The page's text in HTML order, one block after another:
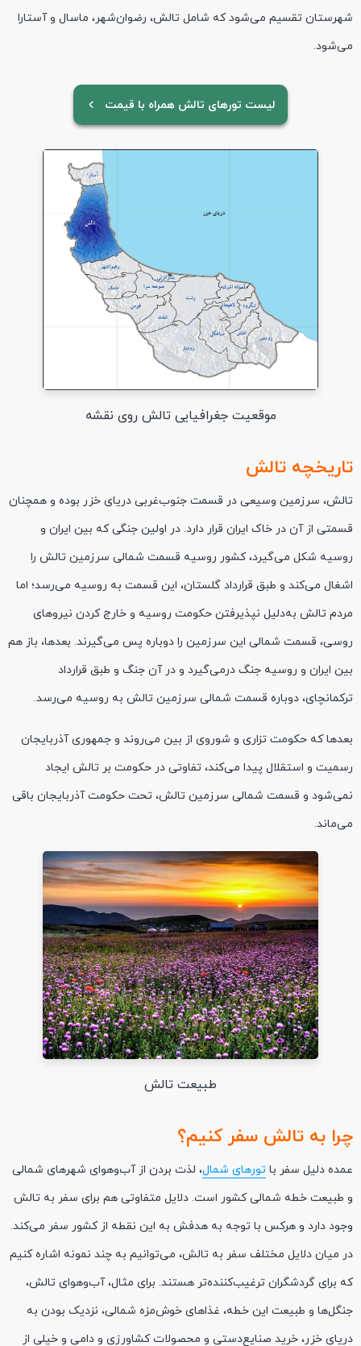
شهرستان تقسیم می‌شود که شامل تالش، رضوان‌شهر، ماسال و آستارا
می‌شود.
لیست تورهای تالش همراه با قیمت
موقعیت جغرافیایی تالش روی نقشه
تاریخچه تالش
تالش، سرزمین وسیعی در قسمت جنوب‌غربی دریای خزر بوده و همچنان
قسمتی از آن در خاک ایران قرار دارد. در اولین جنگی که بین ایران و
روسیه شکل می‌گیرد، کشور روسیه قسمت شمالی سرزمین تالش را
اشغال می‌کند و طبق قرارداد گلستان، این قسمت به روسیه می‌رسد؛ اما
مردم تالش به‌دلیل نپذیرفتن حکومت روسیه و خارج کردن نیروهای
روسی، قسمت شمالی این سرزمین را دوباره پس می‌گیرند. بعدها، باز هم
بین ایران و روسیه جنگ درمی‌گیرد و در آن جنگ و طبق قرارداد
ترکمانچای، دوباره قسمت شمالی سرزمین تالش به روسیه می‌رسد.
بعدها که حکومت تزاری و شوروی از بین می‌روند و جمهوری آذربایجان
رسمیت و استقلال پیدا می‌کند، تفاوتی در حکومت بر تالش ایجاد
نمی‌شود و قسمت شمالی سرزمین تالش، تحت حکومت آذربایجان باقی
می‌ماند.
طبیعت تالش
چرا به تالش سفر کنیم؟
عمده دلیل سفر با تورهای شمال، لذت بردن از آب‌وهوای شهرهای شمالی
و طبیعت خطه شمالی کشور است. دلایل متفاوتی هم برای سفر به تالش
وجود دارد و هرکس با توجه به هدفش به این نقطه از کشور سفر می‌کند.
در میان دلایل مختلف سفر به تالش، می‌توانیم به چند نمونه اشاره کنیم
که برای گردشگران ترغیب‌کننده‌تر هستند. برای مثال، آب‌وهوای تالش،
جنگل‌ها و طبیعت این خطه، غذاهای خوش‌مزه شمالی، نزدیک بودن به
دریای خزر، خرید صنایع‌دستی و محصولات کشاورزی و دامی و خیلی از